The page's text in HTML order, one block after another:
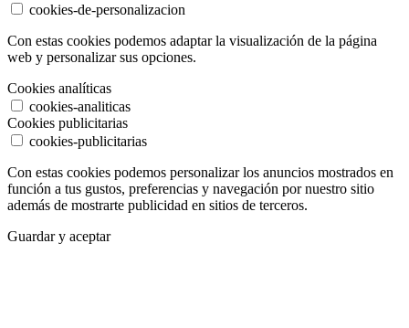
cookies-de-personalizacion
Con estas cookies podemos adaptar la visualización de la página
web y personalizar sus opciones.
Cookies analíticas
cookies-analiticas
Cookies publicitarias
cookies-publicitarias
Con estas cookies podemos personalizar los anuncios mostrados en
función a tus gustos, preferencias y navegación por nuestro sitio
además de mostrarte publicidad en sitios de terceros.
Guardar y aceptar